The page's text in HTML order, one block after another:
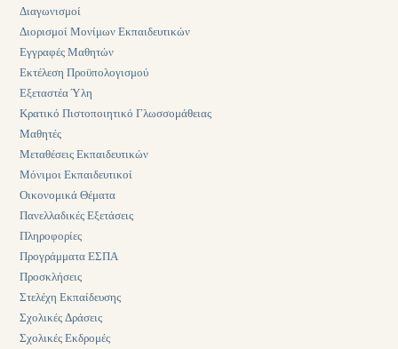
Διαγωνισμοί
Διορισμοί Μονίμων Εκπαιδευτικών
Εγγραφές Μαθητών
Εκτέλεση Προϋπολογισμού
Εξεταστέα Ύλη
Κρατικό Πιστοποιητικό Γλωσσομάθειας
Μαθητές
Μεταθέσεις Εκπαιδευτικών
Μόνιμοι Εκπαιδευτικοί
Οικονομικά Θέματα
Πανελλαδικές Εξετάσεις
Πληροφορίες
Προγράμματα ΕΣΠΑ
Προσκλήσεις
Στελέχη Εκπαίδευσης
Σχολικές Δράσεις
Σχολικές Εκδρομές